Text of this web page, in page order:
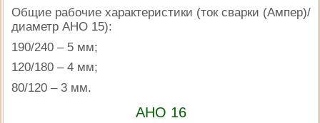
Общие рабочие характеристики (ток сварки (Ампер)/
диаметр АНО 15):
190/240 – 5 мм;
120/180 – 4 мм;
80/120 – 3 мм.
АНО 16